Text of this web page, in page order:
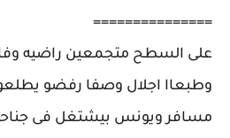
===============
على السطح متجمعين راضيه
وطبعاا اجلال وصفا رفضو
مسافر ويونس بيشتغل فى